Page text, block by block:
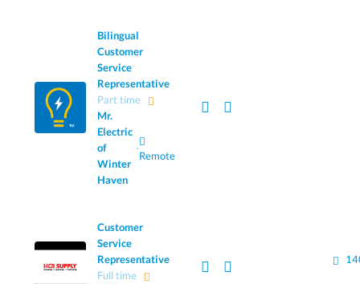
Bilingual
Customer
Service
Representative
Part time
Mr.
Electric
of
Winter
Haven
·
Remote
Customer
Service
Representative
Full time